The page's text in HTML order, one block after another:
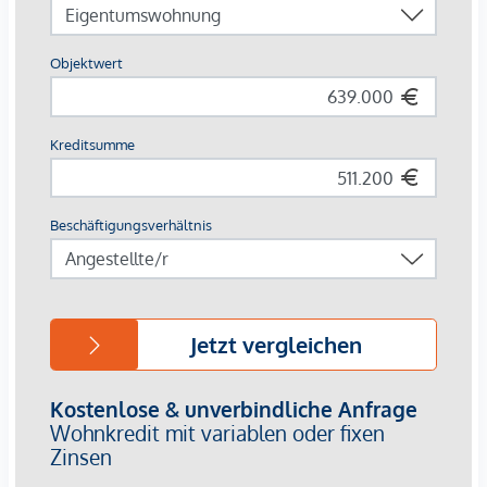
Edle Fliesen in Bad und WC
Vorbereitung für eine Einbauküche
Dreifachverglaste Fenster für gute Wärmedämmung
Lift im Gebäude
Zusätzliche Highlights:
Ruhige Hoflage mit zentraler Erreichbarkeit
Stadtpark, Fußgängerzone, Nahversorgung und öffentliche
Verkehrsmittel fußläufig erreichbar
Fertigstellung: